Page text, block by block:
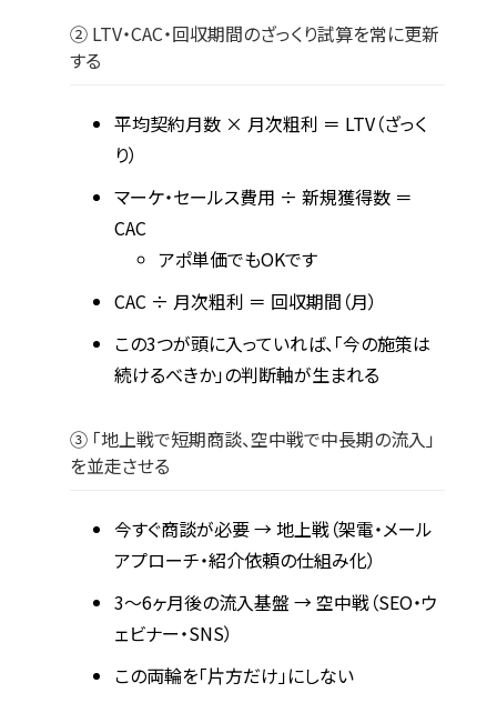
② LTV・CAC・回収期間のざっくり試算を常に更新
する
平均契約月数 × 月次粗利 ＝ LTV（ざっく
り）
マーケ・セールス費用 ÷ 新規獲得数 ＝
CAC
アポ単価でもOKです
CAC ÷ 月次粗利 ＝ 回収期間（月）
この3つが頭に入っていれば、「今の施策は
続けるべきか」の判断軸が生まれる
③ 「地上戦で短期商談、空中戦で中長期の流入」
を並走させる
今すぐ商談が必要 → 地上戦（架電・メール
アプローチ・紹介依頼の仕組み化）
3〜6ヶ月後の流入基盤 → 空中戦（SEO・ウ
ェビナー・SNS）
この両輪を「片方だけ」にしない